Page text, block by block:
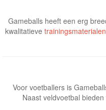
Gameballs heeft een erg
kwalitatieve trainingsmaterialen
Voor voetballers is
Naast veldvoetbal